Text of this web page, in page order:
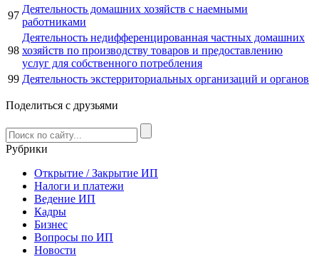
97
Деятельность домашних хозяйств с наемными
работниками
98
Деятельность недифференцированная частных домашних
хозяйств по производству товаров и предоставлению
услуг для собственного потребления
99 Деятельность экстерриториальных организаций и органов
Поделиться с друзьями
Рубрики
Открытие / Закрытие ИП
Налоги и платежи
Ведение ИП
Кадры
Бизнес
Вопросы по ИП
Новости